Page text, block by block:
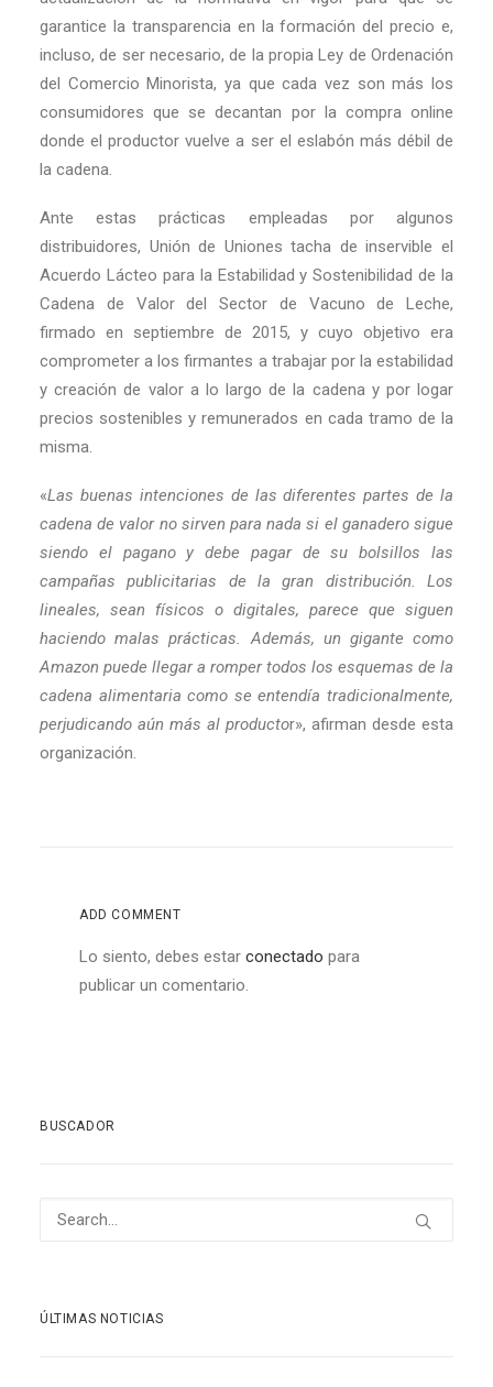
garantice la transparencia en la formación del precio e,
incluso, de ser necesario, de la propia Ley de Ordenación
del Comercio Minorista, ya que cada vez son más los
consumidores que se decantan por la compra online
donde el productor vuelve a ser el eslabón más débil de
la cadena.
Ante estas prácticas empleadas por algunos
distribuidores, Unión de Uniones tacha de inservible el
Acuerdo Lácteo para la Estabilidad y Sostenibilidad de la
Cadena de Valor del Sector de Vacuno de Leche,
firmado en septiembre de 2015, y cuyo objetivo era
comprometer a los firmantes a trabajar por la estabilidad
y creación de valor a lo largo de la cadena y por logar
precios sostenibles y remunerados en cada tramo de la
misma.
«Las buenas intenciones de las diferentes partes de la
cadena de valor no sirven para nada si el ganadero sigue
siendo el pagano y debe pagar de su bolsillos las
campañas publicitarias de la gran distribución. Los
lineales, sean físicos o digitales, parece que siguen
haciendo malas prácticas. Además, un gigante como
Amazon puede llegar a romper todos los esquemas de la
cadena alimentaria como se entendía tradicionalmente,
perjudicando aún más al productor», afirman desde esta
organización.
ADD COMMENT
Lo siento, debes estar conectado para
publicar un comentario.
BUSCADOR
ÚLTIMAS NOTICIAS